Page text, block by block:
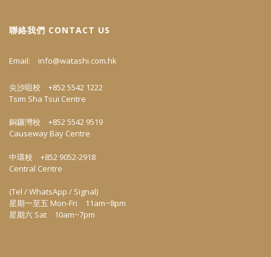
聯絡我們 CONTACT US
Email: info@watashi.com.hk
尖沙咀校 +852 5542 1222
Tsim Sha Tsui Centre
銅鑼灣校 +852 5542 9519
Causeway Bay Centre
中環校 +852 9052-2918
Central Centre
(Tel / WhatsApp / Signal)
星期一至五 Mon-Fri 11am~8pm
星期六 Sat 10am~7pm